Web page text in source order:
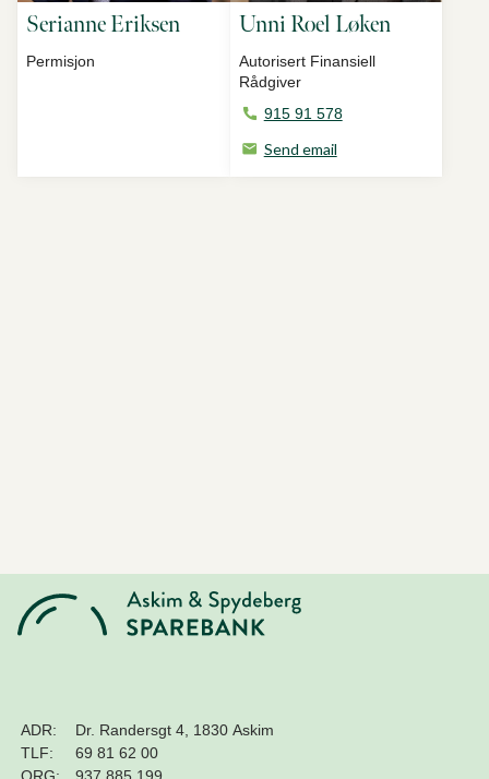
Serianne Eriksen
Permisjon
Unni Roel Løken
Autorisert Finansiell
Rådgiver
915 91 578
Send email
ADR:
Dr. Randersgt 4, 1830 Askim
TLF:
69 81 62 00
ORG:
937 885 199